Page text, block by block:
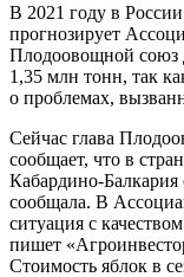
В 2021 году в
прогнозирует
Плодоовощной союз
1,35 млн тонн, так
о проблемах,
Сейчас глава
сообщает, что в
Кабардино-
сообщала. В
ситуация с
пишет
Стоимость яблок в